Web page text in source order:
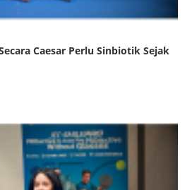
Caesar Perlu Sinbiotik Sejak